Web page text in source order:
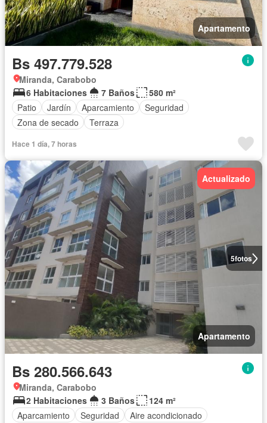
Apartamento
Bs 497.779.528
Miranda, Carabobo
6 Habitaciones
7 Baños
580 m²
Patio
Jardín Aparcamiento
Seguridad
Zona de secado
Terraza
Hace 1 día, 7 horas
5fotos
Actualizado
Apartamento
Bs 280.566.643
Miranda, Carabobo
2 Habitaciones
3 Baños
124 m²
Aparcamiento
Seguridad Aire acondicionado